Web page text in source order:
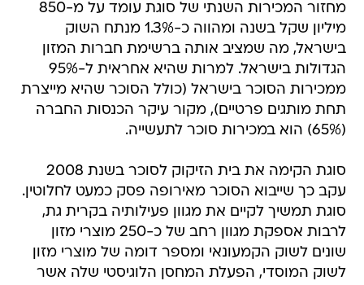
מחזור המכירות השנתי של סוגת עומד על מ-850
מיליון שקל בשנה ומהווה כ-1.3% מנתח השוק
בישראל, מה שמציב אותה ברשימת חברות המזון
הגדולות בישראל. למרות שהיא אחראית ל-95%
ממכירות הסוכר בישראל (כולל הסוכר שהיא מייצרת
תחת מותגים פרטיים), מקור עיקר הכנסות החברה
(65%) הוא במכירות סוכר לתעשייה.
סוגת הקימה את בית הזיקוק לסוכר בשנת 2008
עקב כך שייבוא הסוכר מאירופה פסק כמעט לחלוטין.
סוגת תמשיך לקיים את מגוון פעילותיה בקרית גת,
לרבות אספקת מגוון רחב של כ-250 מוצרי מזון
שונים לשוק הקמעונאי ומספר דומה של מוצרי מזון
לשוק המוסדי, הפעלת המחסן הלוגיסטי שלה אשר